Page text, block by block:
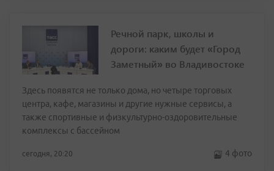
Речной парк, школы и
дороги: каким будет «Город
Заметный» во Владивостоке
Здесь появятся не только дома, но четыре торговых
центра, кафе, магазины и другие нужные сервисы, а
также спортивные и физкультурно-оздоровительные
комплексы с бассейном
сегодня, 20:20 4 фото